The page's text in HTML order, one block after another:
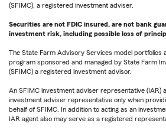
(SFIMC), a registered investment adviser.
Securities are not FDIC insured, are not bank
investment risk, including possible loss of
The State Farm Advisory Services model portfolios
program sponsored and managed by State Farm
(SFIMC) a registered investment advisor.
An SFIMC investment adviser representative (IAR)
investment adviser representative only when
behalf of SFIMC. In addition to acting as an
IAR agent also may serve as a registered